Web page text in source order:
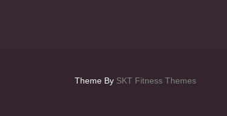
Theme By SKT Fitness Themes